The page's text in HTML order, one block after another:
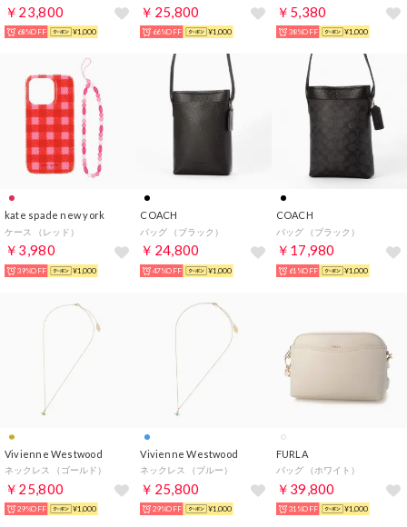
￥23,800
68%OFF ¥1,000
￥25,800
66%OFF ¥1,000
￥5,380
38%OFF ¥1,000
kate spade new york
ケース （レッド）
￥3,980
39%OFF ¥1,000
COACH
バッグ （ブラック）
￥24,800
47%OFF ¥1,000
COACH
バッグ （ブラック）
￥17,980
61%OFF ¥1,000
Vivienne Westwood
ネックレス （ゴールド）
￥25,800
29%OFF ¥1,000
Vivienne Westwood
ネックレス （ブルー）
￥25,800
29%OFF ¥1,000
FURLA
バッグ （ホワイト）
￥39,800
31%OFF ¥1,000